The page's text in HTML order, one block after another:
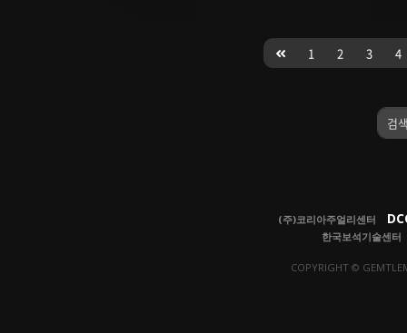
1 2 3 4
검색
(주)코리아주얼리센터
한국보석기술센터
COPYRIGHT ©